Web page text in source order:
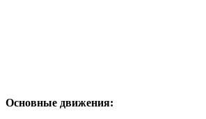
Основные движения: